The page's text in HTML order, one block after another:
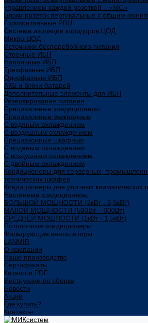
управлением каждой розеткой – «МС»
Блоки розеток вертикальные с общим
Горизонтальные PDU
Система изоляции коридоров ЦОД
Микро ЦОД
Источники бесперебойного питания
Стоечные ИБП
Напольные ИБП
Трёхфазные ИБП
Однофазные ИБП
АКБ и блоки батарей
Дополнительные элементы для ИБП
Резервирование питания
Прецизионные кондиционеры
Прецизионные межрядные
С водяным охлаждением
С воздушным охлаждением
Прецизионные шкафные
С водяным охлаждением
С воздушным охлаждением
С двойным охлаждением
Кондиционеры для серверных,
технических шкафов
Кондиционеры для уличных климатических
Настенные кондиционеры
БОЛЬШОЙ МОЩНОСТИ (2кВт - 6,5кВт)
МАЛОЙ МОЩНОСТИ (500Вт – 800Вт)
СРЕДНЕЙ МОЩНОСТИ (1кВт - 1,5кВт)
Потолочные кондиционеры
Фильтрующие вентиляторы
LANMIR
О компании
Наше производство
Сертификаты
Каталоги PDF
Инструкции по сборке
Новости
Акции
Где купить?
Контакты